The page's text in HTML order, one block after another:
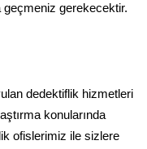
geçmeniz gerekecektir.
dedektiflik hizmetleri
konularında
ofislerimiz ile sizlere